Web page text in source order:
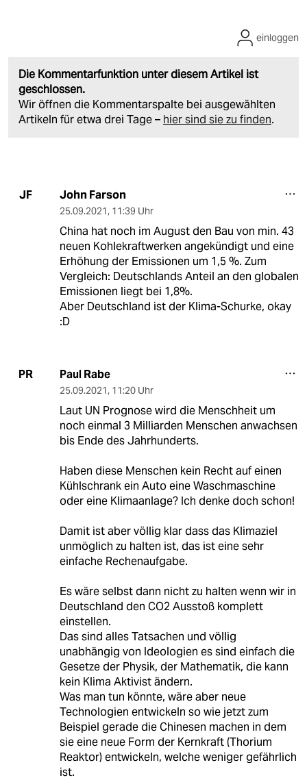
Die Kommentarfunktion unter diesem Artikel ist
geschlossen.
Wir öffnen die Kommentarspalte bei ausgewählten
Artikeln für etwa drei Tage – hier sind sie zu finden.
einloggen
JF John Farson
25.09.2021, 11:39 Uhr
China hat noch im August den Bau von min. 43
neuen Kohlekraftwerken angekündigt und eine
Erhöhung der Emissionen um 1,5 %. Zum
Vergleich: Deutschlands Anteil an den globalen
Emissionen liegt bei 1,8%.
Aber Deutschland ist der Klima-Schurke, okay
:D
PR Paul Rabe
25.09.2021, 11:20 Uhr
Laut UN Prognose wird die Menschheit um
noch einmal 3 Milliarden Menschen anwachsen
bis Ende des Jahrhunderts.
Haben diese Menschen kein Recht auf einen
Kühlschrank ein Auto eine Waschmaschine
oder eine Klimaanlage? Ich denke doch schon!
Damit ist aber völlig klar dass das Klimaziel
unmöglich zu halten ist, das ist eine sehr
einfache Rechenaufgabe.
Es wäre selbst dann nicht zu halten wenn wir in
Deutschland den CO2 Ausstoß komplett
einstellen.
Das sind alles Tatsachen und völlig
unabhängig von Ideologien es sind einfach die
Gesetze der Physik, der Mathematik, die kann
kein Klima Aktivist ändern.
Was man tun könnte, wäre aber neue
Technologien entwickeln so wie jetzt zum
Beispiel gerade die Chinesen machen in dem
sie eine neue Form der Kernkraft (Thorium
Reaktor) entwickeln, welche weniger gefährlich
ist.